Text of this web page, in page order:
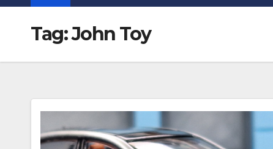
Tag:John Toy